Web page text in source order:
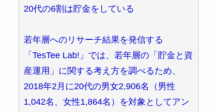
20代の6割は貯金をしている
若年層へのリサーチ結果を発信する
「TesTee Lab!」では、若年層の「貯金と資
産運用」に関する考え方を調べるため、
2018年2月に20代の男女2,906名（男性
1,042名、女性1,864名）を対象としてアン